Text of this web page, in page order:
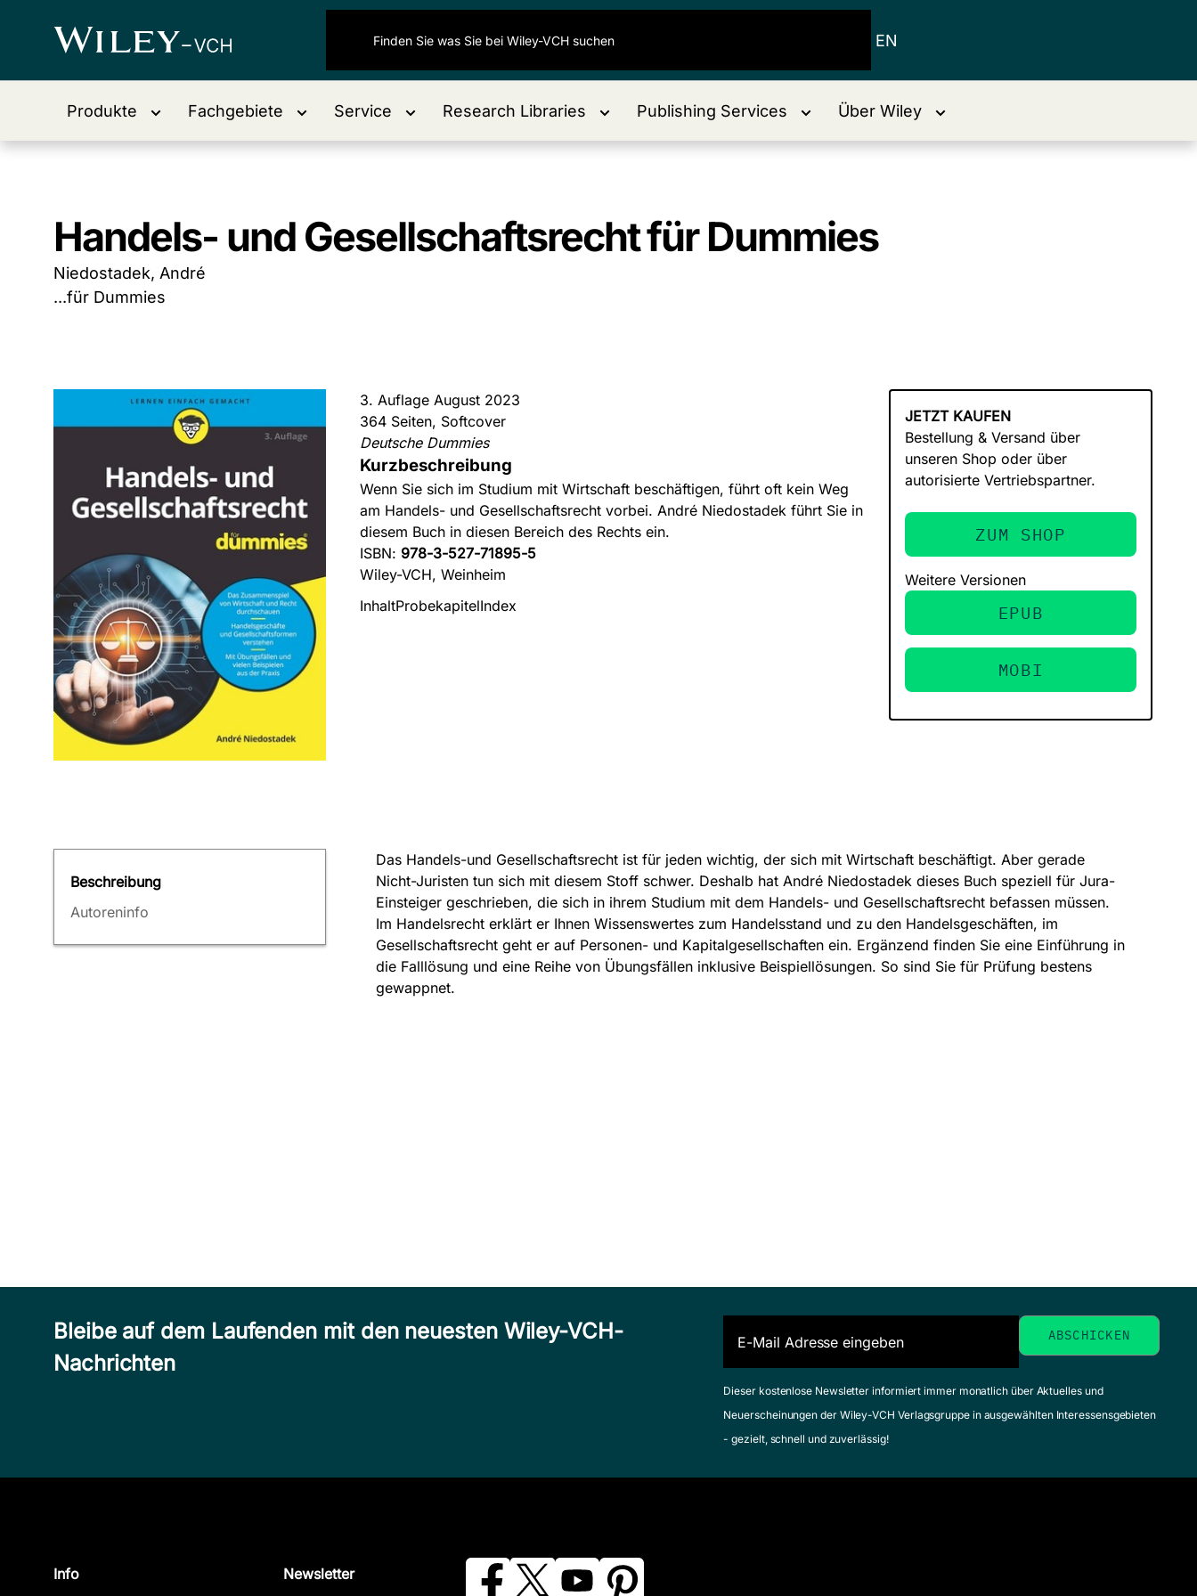
EN
Produkte Fachgebiete Service Research Libraries Publishing Services Über Wiley
Handels- und Gesellschaftsrecht für Dummies
Niedostadek, André
...für Dummies
3. Auflage August 2023
364 Seiten, Softcover
Deutsche Dummies
Kurzbeschreibung
Wenn Sie sich im Studium mit Wirtschaft beschäftigen, führt oft kein Weg
am Handels- und Gesellschaftsrecht vorbei. André Niedostadek führt Sie in
diesem Buch in diesen Bereich des Rechts ein.
ISBN: 978-3-527-71895-5
Wiley-VCH, Weinheim
InhaltProbekapitelIndex
JETZT KAUFEN
Bestellung & Versand über
unseren Shop oder über
autorisierte Vertriebspartner.
ZUM SHOP
Weitere Versionen
EPUB
MOBI
Beschreibung
Autoreninfo
Das Handels-und Gesellschaftsrecht ist für jeden wichtig, der sich mit Wirtschaft beschäftigt. Aber gerade
Nicht-Juristen tun sich mit diesem Stoff schwer. Deshalb hat André Niedostadek dieses Buch speziell für Jura-
Einsteiger geschrieben, die sich in ihrem Studium mit dem Handels- und Gesellschaftsrecht befassen müssen.
Im Handelsrecht erklärt er Ihnen Wissenswertes zum Handelsstand und zu den Handelsgeschäften, im
Gesellschaftsrecht geht er auf Personen- und Kapitalgesellschaften ein. Ergänzend finden Sie eine Einführung in
die Falllösung und eine Reihe von Übungsfällen inklusive Beispiellösungen. So sind Sie für Prüfung bestens
gewappnet.
Bleibe auf dem Laufenden mit den neuesten Wiley-VCH-
Nachrichten
Dieser kostenlose Newsletter informiert immer monatlich über Aktuelles und
Neuerscheinungen der Wiley-VCH Verlagsgruppe in ausgewählten Interessensgebieten
- gezielt, schnell und zuverlässig!
Info Newsletter